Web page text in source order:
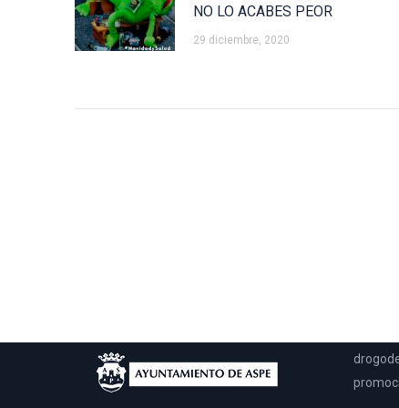
NO LO ACABES PEOR
29 diciembre, 2020